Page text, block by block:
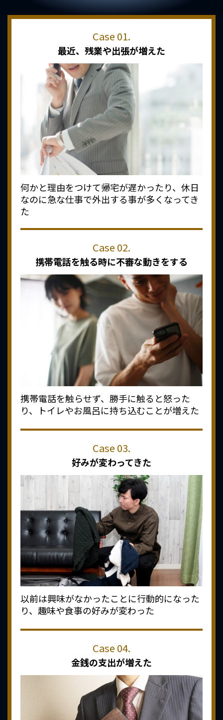
最近、 残業や出張が増えた
何かと理由をつけて帰宅が遅かったり、休日
なのに急な仕事で外出する事が多くなってき
た
携帯電話を触る時に不審な動きをする
携帯電話を触らせず、勝手に触ると怒った
り、トイレやお風呂に持ち込むことが増えた
好みが変わってきた
以前は興味がなかったことに行動的になった
り、趣味や食事の好みが変わった
金銭の支出が増えた